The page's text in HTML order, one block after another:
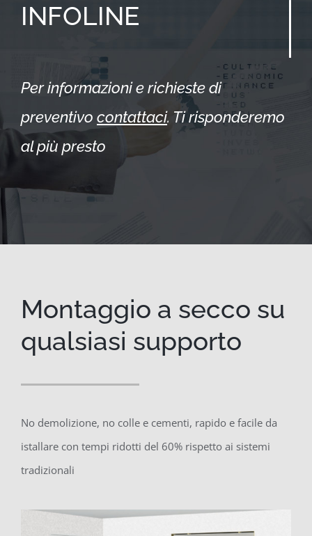
INFOLINE
Per informazioni e richieste di
preventivo contattaci. Ti risponderemo
al più presto
Montaggio a secco su
qualsiasi supporto
No demolizione, no colle e cementi, rapido e facile da
istallare con tempi ridotti del 60% rispetto ai sistemi
tradizionali